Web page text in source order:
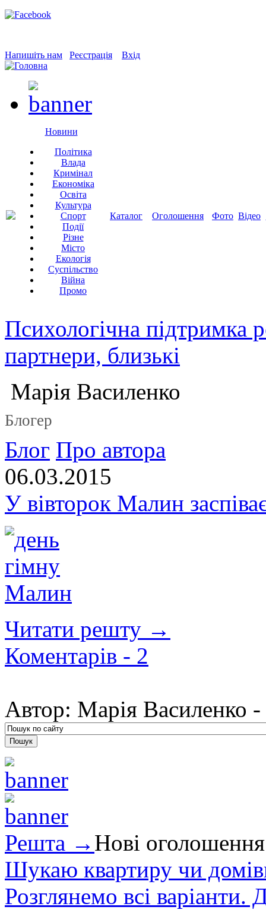
Напишіть нам Реєстрація Вхід
Новини
Політика
Влада
Кримінал
Економіка
Освіта
Культура
Спорт
Події
Різне
Місто
Екологія
Суспільство
Війна
Промо
Каталог Оголошення Фото Відео
Психологічна підтримка
партнери, близькі
Марія Василенко
Блогер
Блог Про автора
06.03.2015
У вівторок Малин
Читати решту →
Коментарів - 2
Автор: Марія Василенко -
Решта → Нові оголошення
Шукаю квартиру чи
Розглянемо всі варіанти.